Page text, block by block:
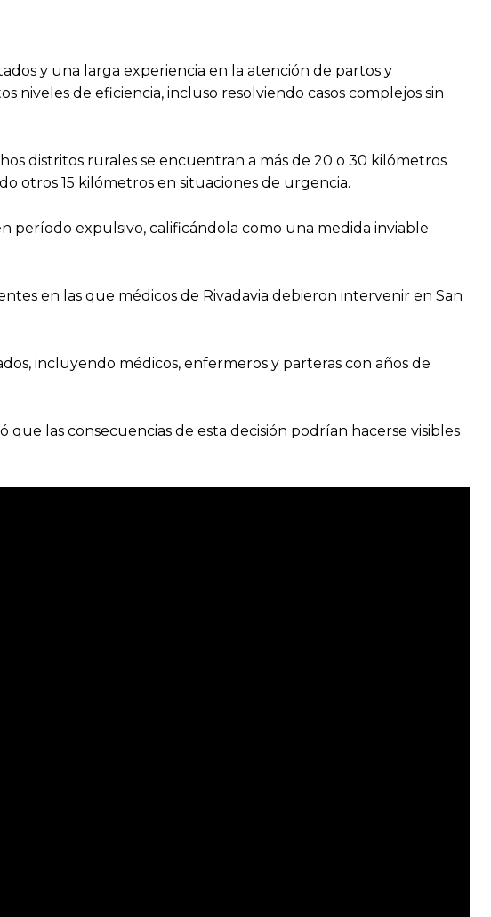
y una larga experiencia en la atención de partos y
niveles de eficiencia, incluso resolviendo casos complejos sin
distritos rurales se encuentran a más de 20 o 30 kilómetros
otros 15 kilómetros en situaciones de urgencia.
período expulsivo, calificándola como una medida inviable
en las que médicos de Rivadavia debieron intervenir en San
incluyendo médicos, enfermeros y parteras con años de
las consecuencias de esta decisión podrían hacerse visibles